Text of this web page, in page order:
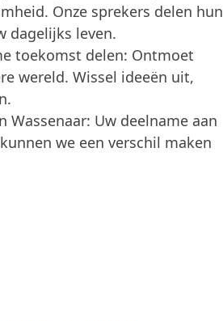
Onze sprekers delen hun
dagelijks leven.
toekomst delen: Ontmoet
wereld. Wissel ideeën uit,
Uw deelname aan
we een verschil maken